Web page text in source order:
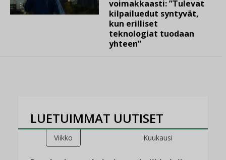
voimakkaasti: ”Tulevat
kilpailuedut syntyvät,
kun erilliset
teknologiat tuodaan
yhteen”
LUETUIMMAT UUTISET
Viikko Kuukausi